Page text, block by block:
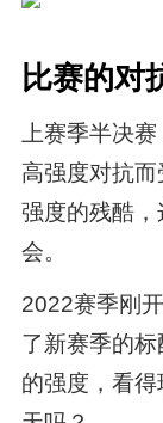
比赛的对
上赛季半决
高强度对抗
强度的残酷
会。
2022赛季刚
了新赛季的
的强度，看